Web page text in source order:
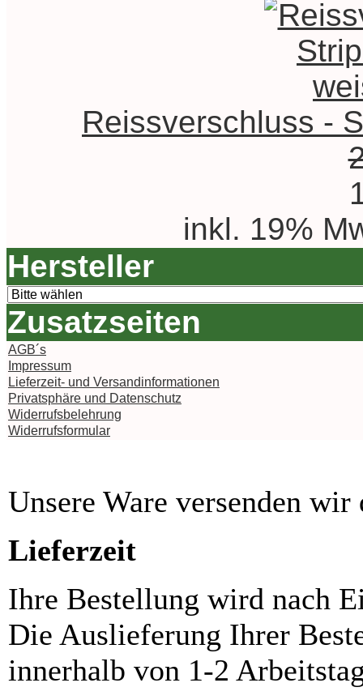
Reissverschluss -
inkl. 19%
Hersteller
Zusatzseiten
AGB´s
Impressum
Lieferzeit- und Versandinformationen
Privatsphäre und Datenschutz
Widerrufsbelehrung
Widerrufsformular
Unsere Ware versenden
Lieferzeit
Ihre Bestellung wird nach
Die Auslieferung Ihrer
innerhalb von 1-2